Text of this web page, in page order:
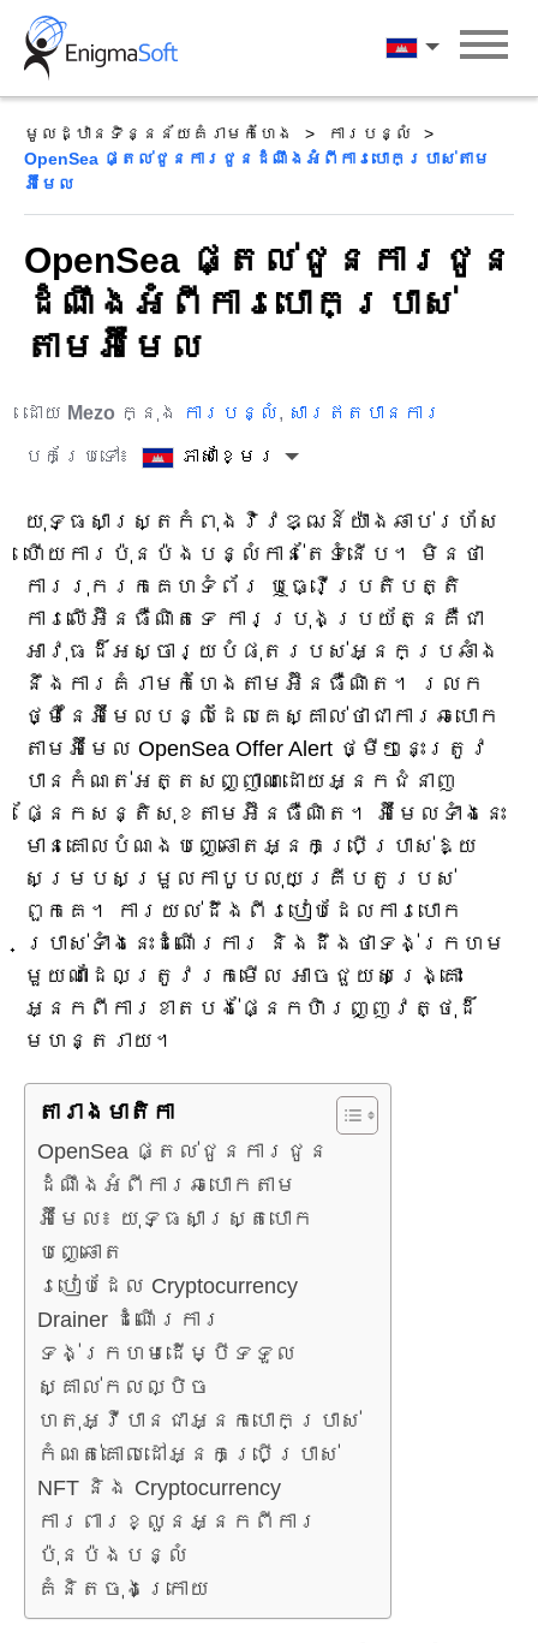
Skip
content
ភាសាខ្មែរ
មូលដ្ឋានទិន្នន័យគំរាមកំហែង
ការបន្លំ
OpenSea ផ្តល់ជូនការជូនដំណឹងអំពីការបោកប្រាស់តាម
អ៊ីមែល
OpenSea ផ្តល់ជូនការជូន
ដំណឹងអំពីការបោកប្រាស់
តាមអ៊ីមែល
ដោយ Mezo ក្នុង ការបន្លំ, សារឥតបានការ
បកប្រែទៅ៖ ភាសាខ្មែរ
យុទ្ធសាស្ត្រកំពុងវិវឌ្ឍន៍យ៉ាងឆាប់រហ័ស
ហើយការប៉ុនប៉ងបន្លំកាន់តែទំនើប។ មិនថា
ការរុករកគេហទំព័រ ឬធ្វើប្រតិបត្តិ
ការលើអ៊ីនធឺណិតទេ ការប្រុងប្រយ័ត្នគឺជា
អាវុធដ៏អស្ចារ្យបំផុតរបស់អ្នកប្រឆាំង
នឹងការគំរាមកំហែងតាមអ៊ីនធឺណិត។ រលក
ថ្មីនៃអ៊ីមែលបន្លំដែលគេស្គាល់ថាជាការឆបោក
តាមអ៊ីមែល OpenSea Offer Alert ថ្មីៗនេះត្រូវ
បានកំណត់អត្តសញ្ញាណដោយអ្នកជំនាញ
ផ្នែកសន្តិសុខតាមអ៊ីនធឺណិត។ អ៊ីមែលទាំងនេះ
មានគោលបំណងបញ្ឆោតអ្នកប្រើប្រាស់ឱ្យ
សម្របសម្រួលកាបូបលុយគ្រីបតូរបស់
ពួកគេ។ ការយល់ដឹងពីរបៀបដែលការបោក
ប្រាស់ទាំងនេះដំណើរការ និងដឹងថាទង់ក្រហម
មួយណាដែលត្រូវរកមើល អាចជួយសង្រ្គោះ
អ្នកពីការខាតបង់ផ្នែកហិរញ្ញវត្ថុដ៏
មហន្តរាយ។
តារាង​មាតិកា
OpenSea ផ្តល់ជូនការជូន
ដំណឹងអំពីការឆបោកតាម
អ៊ីមែល៖ យុទ្ធសាស្ត្របោក
បញ្ឆោត
របៀបដែល Cryptocurrency
Drainer ដំណើរការ
ទង់ក្រហមដើម្បីទទួល
ស្គាល់កលល្បិច
ហេតុអ្វីបានជាអ្នកបោកប្រាស់
កំណត់គោលដៅអ្នកប្រើប្រាស់
NFT និង Cryptocurrency
ការពារខ្លួនអ្នកពីការ
ប៉ុនប៉ងបន្លំ
គំនិតចុងក្រោយ